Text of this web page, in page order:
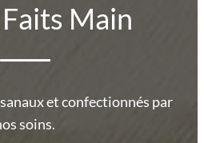
Main
et confectionnés par
soins.